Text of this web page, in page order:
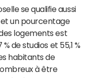
se qualifie aussi
et un pourcentage
logements est
de studios et 55,1 %
habitants de
à être